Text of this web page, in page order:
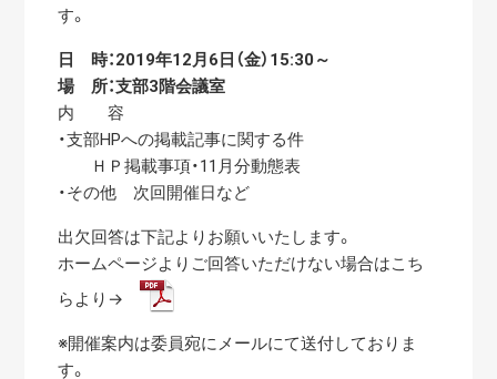
す。
日 時：2019年12月6日（金）15:30～
場 所：支部3階会議室
内 容
・支部HPへの掲載記事に関する件
ＨＰ掲載事項・11月分動態表
・その他 次回開催日など
出欠回答は下記よりお願いいたします。
ホームページよりご回答いただけない場合はこち
らより→
※開催案内は委員宛にメールにて送付しておりま
す。